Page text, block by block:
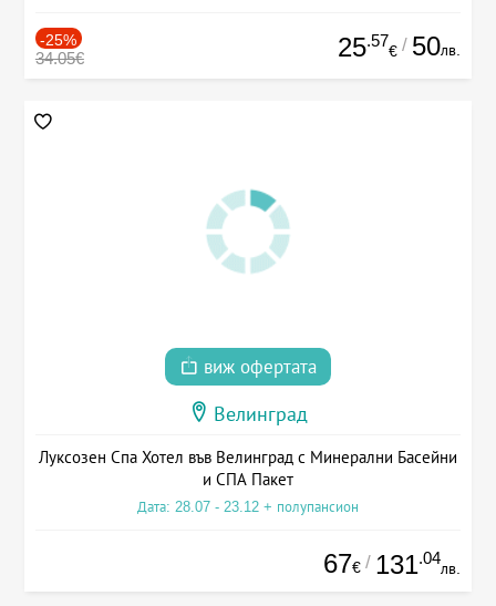
-25%
34.05€ 25.57
€ / 50лв.
виж офертата
Велинград
Луксозен Спа Хотел във Велинград с Минерални Басейни
и СПА Пакет
Дата: 28.07 - 23.12 + полупансион
67€ / 131.04
лв.